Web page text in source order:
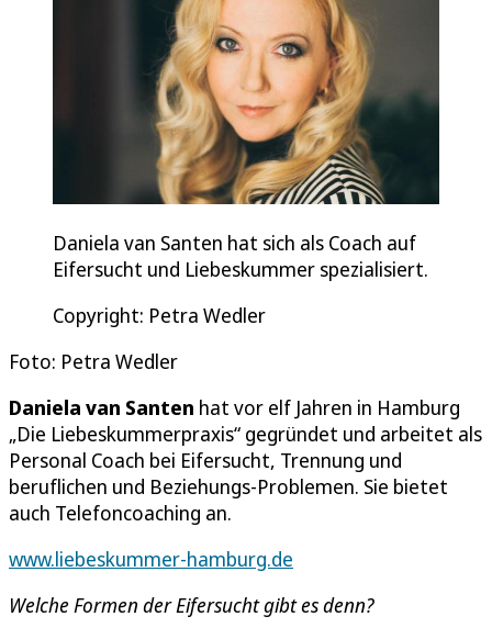
Daniela van Santen hat sich als Coach auf
Eifersucht und Liebeskummer spezialisiert.
Copyright: Petra Wedler
Foto: Petra Wedler
Daniela van Santen hat vor elf Jahren in Hamburg
„Die Liebeskummerpraxis“ gegründet und arbeitet als
Personal Coach bei Eifersucht, Trennung und
beruflichen und Beziehungs-Problemen. Sie bietet
auch Telefoncoaching an.
www.liebeskummer-hamburg.de
Welche Formen der Eifersucht gibt es denn?